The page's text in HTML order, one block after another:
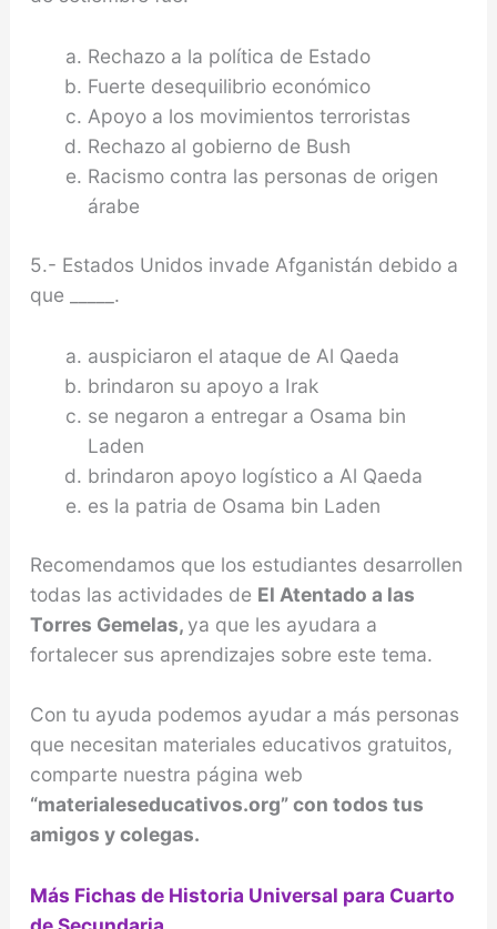
Rechazo a la política de Estado
Fuerte desequilibrio económico
Apoyo a los movimientos terroristas
Rechazo al gobierno de Bush
Racismo contra las personas de origen
árabe
5.- Estados Unidos invade Afganistán debido a
que _____.
auspiciaron el ataque de Al Qaeda
brindaron su apoyo a Irak
se negaron a entregar a Osama bin
Laden
brindaron apoyo logístico a Al Qaeda
es la patria de Osama bin Laden
Recomendamos que los estudiantes desarrollen
todas las actividades de El Atentado a las
Torres Gemelas, ya que les ayudara a
fortalecer sus aprendizajes sobre este tema.
Con tu ayuda podemos ayudar a más personas
que necesitan materiales educativos gratuitos,
comparte nuestra página web
“materialeseducativos.org” con todos tus
amigos y colegas.
Más Fichas de Historia Universal para Cuarto